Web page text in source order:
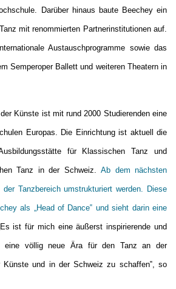
Darüber hinaus baute Beechey ein
mit renommierten Partnerinstitutionen auf.
Austauschprogramme sowie das
Semperoper Ballett und weiteren Theatern in
Künste ist mit rund 2000 Studierenden eine
Europas. Die Einrichtung ist aktuell die
für Klassischen Tanz und
Tanz in der Schweiz.Ab dem nächsten
Tanzbereich umstrukturiert werden. Diese
als „Head of Dance‟ und sieht darin eine
ist für mich eine äußerst inspirierende und
eine völlig neue Ära für den Tanz an der
Künste und in der Schweiz zu schaffen‟, so